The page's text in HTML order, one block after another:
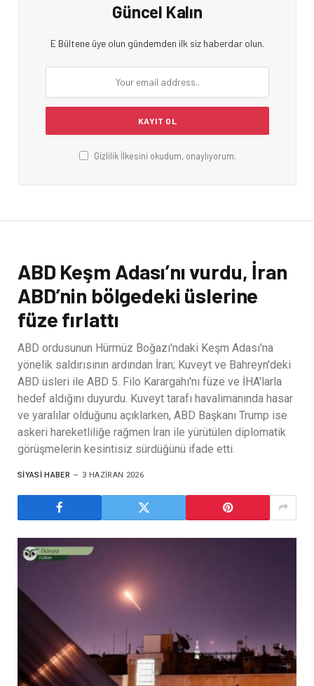
Güncel Kalın
E Bültene üye olun gündemden ilk siz haberdar olun.
Gizlilik İlkesini okudum, onaylıyorum.
ABD Keşm Adası’nı vurdu, İran
ABD’nin bölgedeki üslerine
füze fırlattı
ABD ordusunun Hürmüz Boğazı'ndaki Keşm Adası'na
yönelik saldırısının ardından İran; Kuveyt ve Bahreyn'deki
ABD üsleri ile ABD 5. Filo Karargahı'nı füze ve İHA'larla
hedef aldığını duyurdu. Kuveyt tarafı havalimanında hasar
ve yaralılar olduğunu açıklarken, ABD Başkanı Trump ise
askeri hareketliliğe rağmen İran ile yürütülen diplomatik
görüşmelerin kesintisiz sürdüğünü ifade etti.
SIYASI HABER 3 HAZIRAN 2026